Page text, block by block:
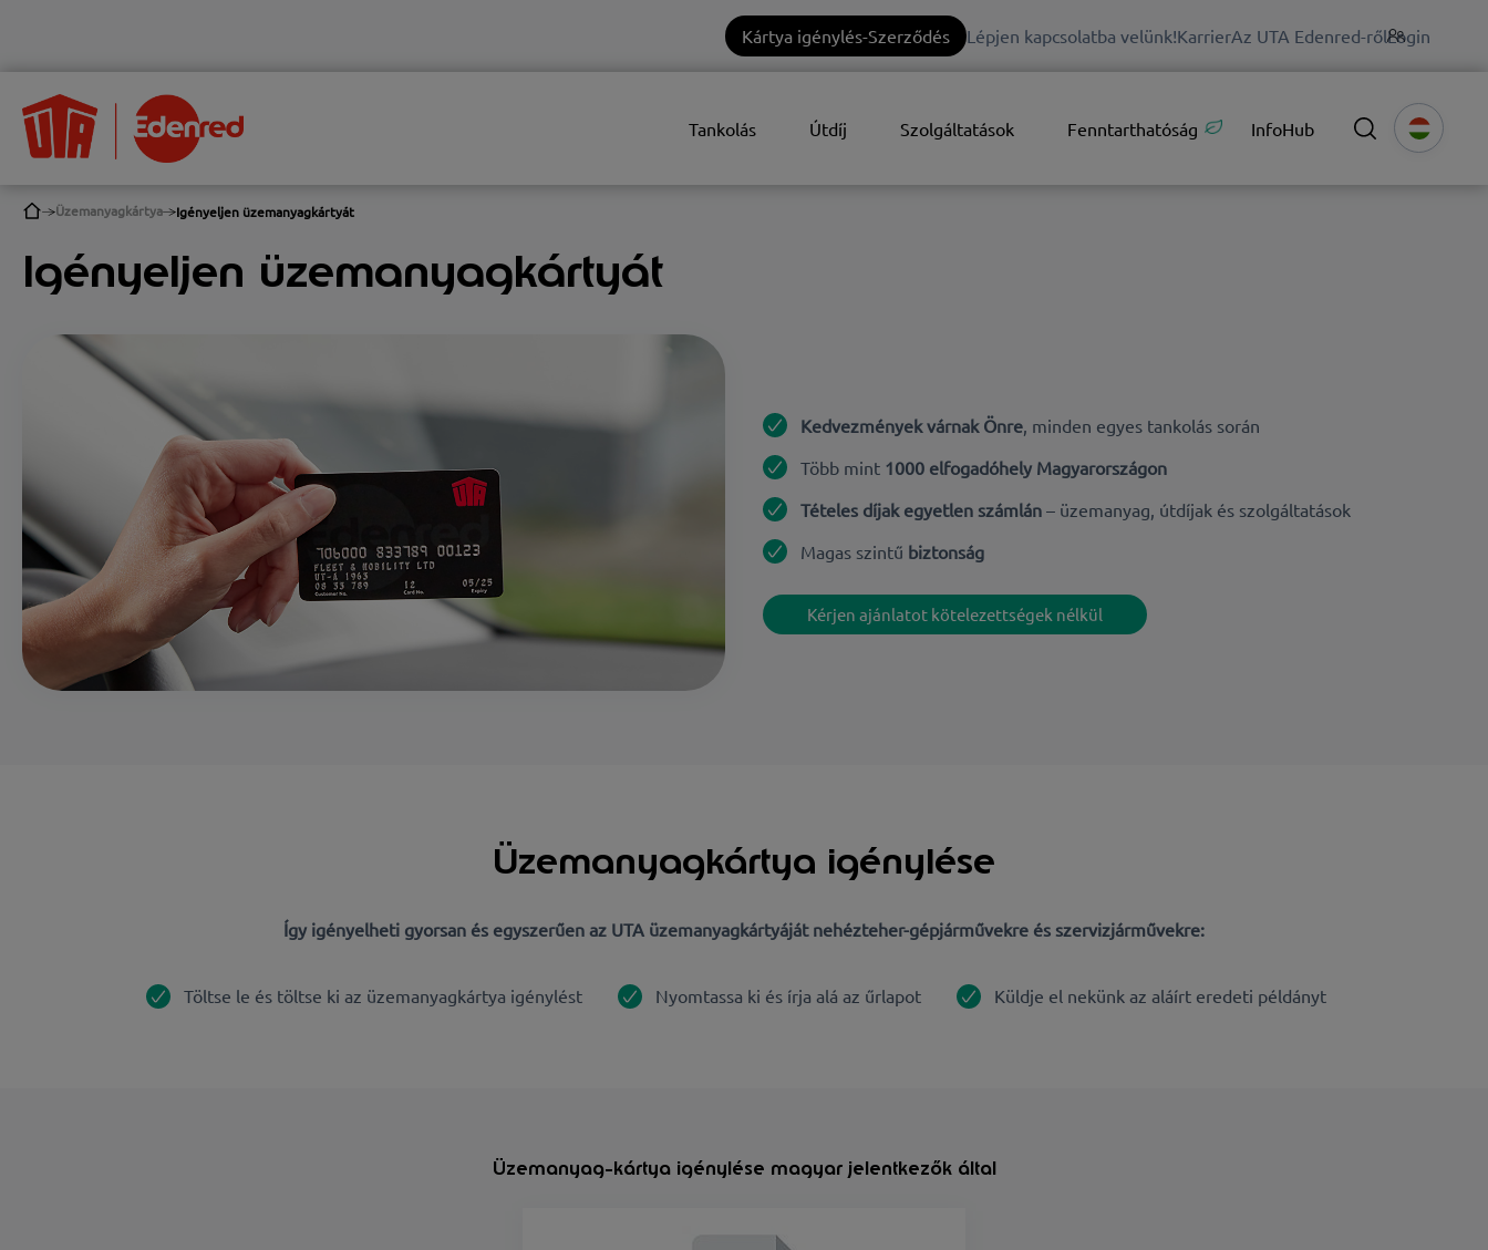
Kártya igénylés-Szerződés Lépjen kapcsolatba velünk!KarrierAz UTA Edenred-rőlLogin
Tankolás Útdíj Szolgáltatások Fenntarthatóság InfoHub
Üzemanyagkártya Igényeljen üzemanyagkártyát
Igényeljen üzemanyagkártyát
Kedvezmények várnak Önre, minden egyes tankolás során
Több mint 1000 elfogadóhely Magyarországon
Tételes díjak egyetlen számlán – üzemanyag, útdíjak és szolgáltatások
Magas szintű biztonság
Kérjen ajánlatot kötelezettségek nélkül
Üzemanyagkártya igénylése
Így igényelheti gyorsan és egyszerűen az UTA üzemanyagkártyáját nehézteher-gépjárművekre és szervizjárművekre:
Töltse le és töltse ki az üzemanyagkártya igénylést Nyomtassa ki és írja alá az űrlapot Küldje el nekünk az aláírt eredeti példányt
Üzemanyag-kártya igénylése magyar jelentkezők által